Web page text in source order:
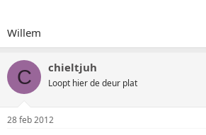
Willem
C chieltjuh
Loopt hier de deur plat
28 feb 2012